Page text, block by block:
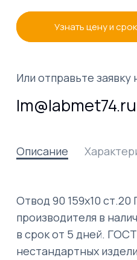
Узнать цену и
Или отправьте заявку
lm@labmet74.ru
Описание
Отвод 90 159х10 ст.20
производителя в
в срок от 5 дней.
нестандартных